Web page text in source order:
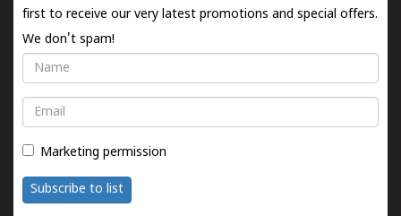
first to receive our very latest promotions and special offers.
We don't spam!
Name
Email
Marketing permission
Subscribe to list